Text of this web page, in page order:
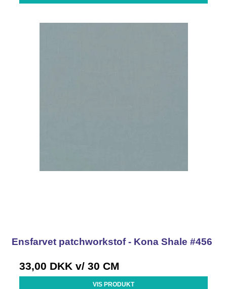
Ensfarvet patchworkstof - Kona Shale #456
33,00 DKK v/ 30 CM
VIS PRODUKT